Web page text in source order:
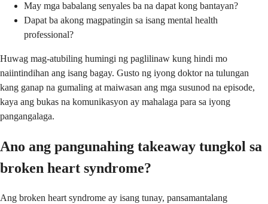
May mga babalang senyales ba na dapat kong bantayan?
Dapat ba akong magpatingin sa isang mental health
professional?
Huwag mag-atubiling humingi ng paglilinaw kung hindi mo
naiintindihan ang isang bagay. Gusto ng iyong doktor na tulungan
kang ganap na gumaling at maiwasan ang mga susunod na episode,
kaya ang bukas na komunikasyon ay mahalaga para sa iyong
pangangalaga.
Ano ang pangunahing takeaway tungkol sa
broken heart syndrome?
Ang broken heart syndrome ay isang tunay, pansamantalang